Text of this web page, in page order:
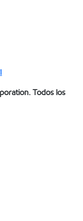
Todos los